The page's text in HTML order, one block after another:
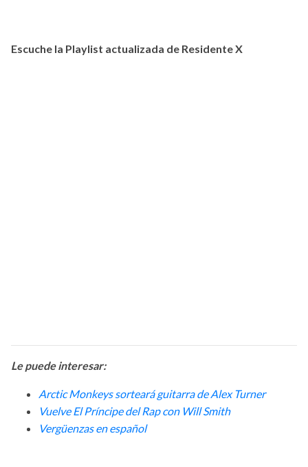
Escuche la Playlist actualizada de Residente X
Le puede interesar:
Arctic Monkeys sorteará guitarra de Alex Turner
Vuelve El Príncipe del Rap con Will Smith
Vergüenzas en español